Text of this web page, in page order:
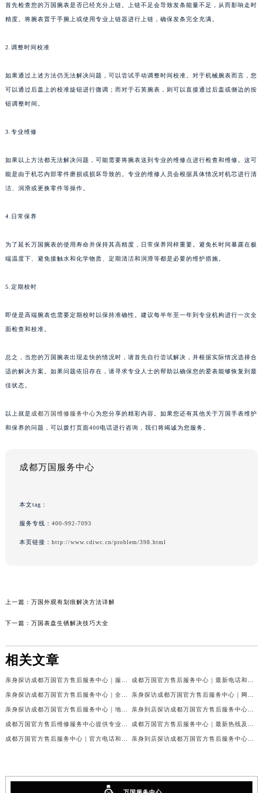
首先检查您的万国腕表是否已经充分上链。上链不足会导致发条能量不足，从而影响走时
精度。将腕表置于手腕上或使用专业上链器进行上链，确保发条完全充满。
2.调整时间校准
如果通过上述方法仍无法解决问题，可以尝试手动调整时间校准。对于机械腕表而言，您
可以通过后盖上的校准旋钮进行微调；而对于石英腕表，则可以直接通过后盖或侧边的按
钮调整时间。
3.专业维修
如果以上方法都无法解决问题，可能需要将腕表送到专业的维修点进行检查和维修。这可
能是由于机芯内部零件磨损或损坏导致的。专业的维修人员会根据具体情况对机芯进行清
洁、润滑或更换零件等操作。
4.日常保养
为了延长万国腕表的使用寿命并保持其高精度，日常保养同样重要。避免长时间暴露在极
端温度下、避免接触水和化学物质、定期清洁和润滑等都是必要的维护措施。
5.定期校时
即使是高端腕表也需要定期校时以保持准确性。建议每半年至一年到专业机构进行一次全
面检查和校准。
总之，当您的万国腕表出现走快的情况时，请首先自行尝试解决，并根据实际情况选择合
适的解决方案。如果问题依旧存在，请寻求专业人士的帮助以确保您的爱表能够恢复到最
佳状态。
以上就是 成都万国维修服务中心为您分享的精彩内容。如果您还有其他关于万国手表维护
和保养的问题，可以拨打页面400电话进行咨询，我们将竭诚为您服务。
成都万国服务中心
本文tag：
服务专线： 400-992-7093
本页链接： http://www.cdiwc.cn/problem/398.html
上一篇： 万国外观有划痕解决方法详解
下一篇： 万国表盘生锈解决技巧大全
相关文章